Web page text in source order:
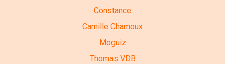
Constance
Camille Chamoux
Moguiz
Thomas VDB